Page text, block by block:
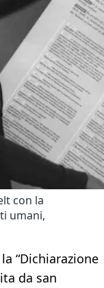
con la
umani,
“Dichiarazione
da san